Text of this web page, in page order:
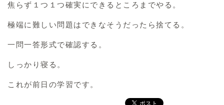
焦らず１つ１つ確実にできるところまでやる。
極端に難しい問題はできなそうだったら捨てる。
一問一答形式で確認する。
しっかり寝る。
これが前日の学習です。